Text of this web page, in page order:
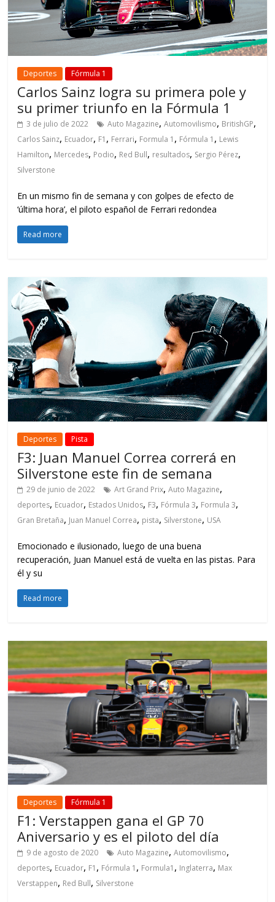
Deportes Fórmula 1
Carlos Sainz logra su primera pole y
su primer triunfo en la Fórmula 1
3 de julio de 2022 Auto Magazine,Automovilismo, BritishGP,
Carlos Sainz, Ecuador, F1 , Ferrari, Formula 1 , Fórmula 1 , Lewis
Hamilton, Mercedes, Podio, Red Bull, resultados, Sergio Pérez,
Silverstone
En un mismo fin de semana y con golpes de efecto de
‘última hora’, el piloto español de Ferrari redondea
Read more
Deportes Pista
F3: Juan Manuel Correa correrá en
Silverstone este fin de semana
29 de junio de 2022 Art Grand Prix,Auto Magazine,
deportes, Ecuador, Estados Unidos, F3, Fórmula 3, Formula 3,
Gran Bretaña, Juan Manuel Correa, pista, Silverstone, USA
Emocionado e ilusionado, luego de una buena
recuperación, Juan Manuel está de vuelta en las pistas. Para
él y su
Read more
Deportes Fórmula 1
F1: Verstappen gana el GP 70
Aniversario y es el piloto del día
9 de agosto de 2020 Auto Magazine,Automovilismo,
deportes, Ecuador, F1 , Fórmula 1 , Formula1 , Inglaterra, Max
Verstappen, Red Bull, Silverstone